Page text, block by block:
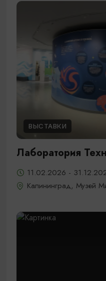
ВЫСТАВКИ
Лаборатория
11.02.2026 -
Калининград, Музей